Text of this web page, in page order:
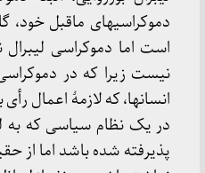
دموکراسیهای ماقبل خود،
است اما دموکراسی
نیست زیرا که در دموکراسی
انسانها، که لازمۀ اعمال
در یک نظام سیاسی که به
پذیرفته شده باشد اما از